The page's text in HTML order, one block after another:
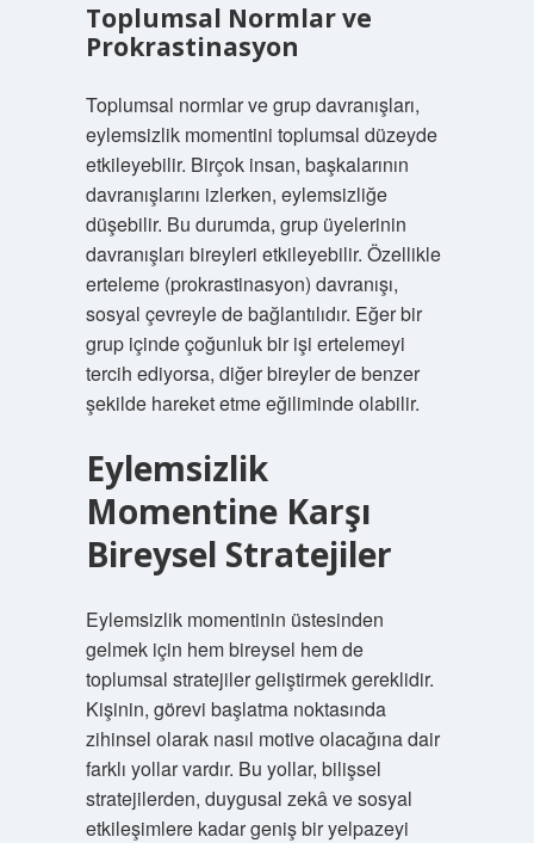
Toplumsal Normlar ve
Prokrastinasyon
Toplumsal normlar ve grup davranışları,
eylemsizlik momentini toplumsal düzeyde
etkileyebilir. Birçok insan, başkalarının
davranışlarını izlerken, eylemsizliğe
düşebilir. Bu durumda, grup üyelerinin
davranışları bireyleri etkileyebilir. Özellikle
erteleme (prokrastinasyon) davranışı,
sosyal çevreyle de bağlantılıdır. Eğer bir
grup içinde çoğunluk bir işi ertelemeyi
tercih ediyorsa, diğer bireyler de benzer
şekilde hareket etme eğiliminde olabilir.
Eylemsizlik
Momentine Karşı
Bireysel Stratejiler
Eylemsizlik momentinin üstesinden
gelmek için hem bireysel hem de
toplumsal stratejiler geliştirmek gereklidir.
Kişinin, görevi başlatma noktasında
zihinsel olarak nasıl motive olacağına dair
farklı yollar vardır. Bu yollar, bilişsel
stratejilerden, duygusal zekâ ve sosyal
etkileşimlere kadar geniş bir yelpazeyi